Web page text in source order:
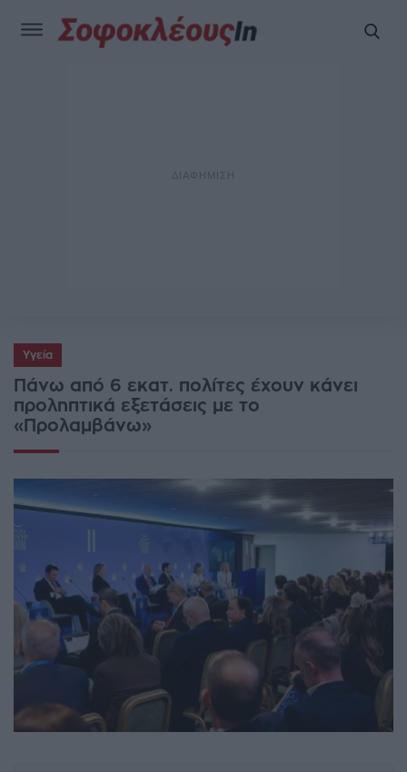
Υγεία
Πάνω από 6 εκατ. πολίτες έχουν κάνει
προληπτικά εξετάσεις με το
«Προλαμβάνω»